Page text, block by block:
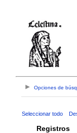
Opciones de
Seleccionar todo
Registros